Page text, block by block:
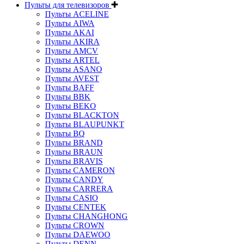
Пульты для телевизоров
Пульты ACELINE
Пульты AIWA
Пульты AKAI
Пульты AKIRA
Пульты AMCV
Пульты ARTEL
Пульты ASANO
Пульты AVEST
Пульты BAFF
Пульты BBK
Пульты BEKO
Пульты BLACKTON
Пульты BLAUPUNKT
Пульты BQ
Пульты BRAND
Пульты BRAUN
Пульты BRAVIS
Пульты CAMERON
Пульты CANDY
Пульты CARRERA
Пульты CASIO
Пульты CENTEK
Пульты CHANGHONG
Пульты CROWN
Пульты DAEWOO